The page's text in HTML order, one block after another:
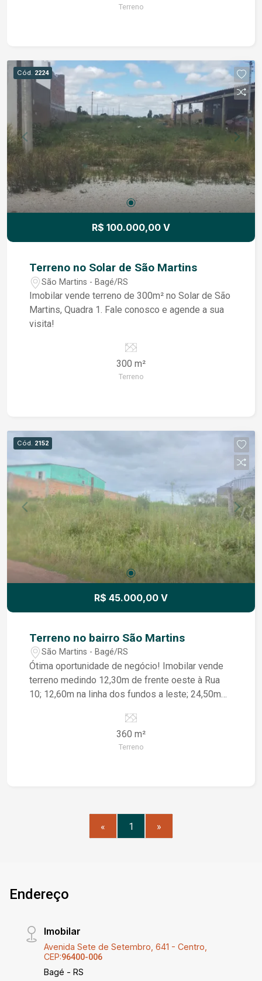
Terreno
Cód. 2224
R$ 100.000,00 V
Terreno no Solar de São Martins
São Martins - Bagé/RS
Imobilar vende terreno de 300m² no Solar de São
Martins, Quadra 1. Fale conosco e agende a sua
visita!
300 m²
Terreno
Cód. 2152
R$ 45.000,00 V
Terreno no bairro São Martins
São Martins - Bagé/RS
Ótima oportunidade de negócio! Imobilar vende
terreno medindo 12,30m de frente oeste à Rua
10; 12,60m na linha dos fundos a leste; 24,50m
360 m²
Terreno
« 1 »
Endereço
Imobilar
Avenida Sete de Setembro, 641 - Centro,
CEP:96400-006
Bagé - RS